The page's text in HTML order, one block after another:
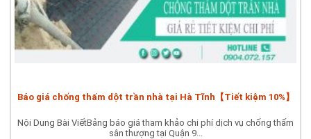
Báo giá chống thấm dột trần nhà tại Hà Tĩnh【Tiết kiệm 10%】
Nội Dung Bài ViếtBảng báo giá tham khảo chi phí dịch vụ chống thấm
sân thượng tại Quận 9...